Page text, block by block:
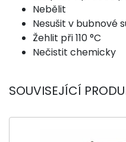
Nebělit
Nesušit v bubnové
Žehlit při 110 °C
Nečistit chemicky
SOUVISEJÍCÍ